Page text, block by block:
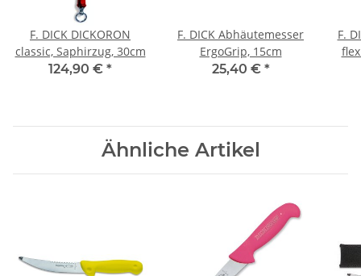
F. DICK DICKORON
classic, Saphirzug, 30cm
124,90 € *
F. DICK Abhäutemesser
ErgoGrip, 15cm
25,40 € *
F.
Ähnliche Artikel